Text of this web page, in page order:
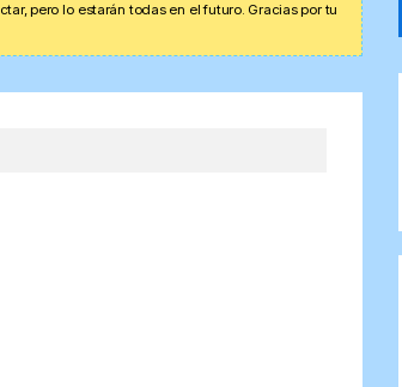
pero lo estarán todas en el futuro. Gracias por tu